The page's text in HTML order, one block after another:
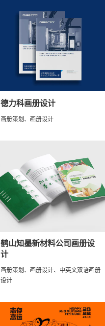
德力科画册设计
画册策划、画册设计
鹤山知墨新材料公司画册设
计
画册策划、画册设计、中英文双语画册
设计